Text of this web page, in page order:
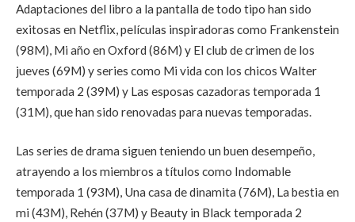
Adaptaciones del libro a la pantalla de todo tipo han sido
exitosas en Netflix, películas inspiradoras como Frankenstein
(98M), Mi año en Oxford (86M) y El club de crimen de los
jueves (69M) y series como Mi vida con los chicos Walter
temporada 2 (39M) y Las esposas cazadoras temporada 1
(31M), que han sido renovadas para nuevas temporadas.
Las series de drama siguen teniendo un buen desempeño,
atrayendo a los miembros a títulos como Indomable
temporada 1 (93M), Una casa de dinamita (76M), La bestia en
mi (43M), Rehén (37M) y Beauty in Black temporada 2